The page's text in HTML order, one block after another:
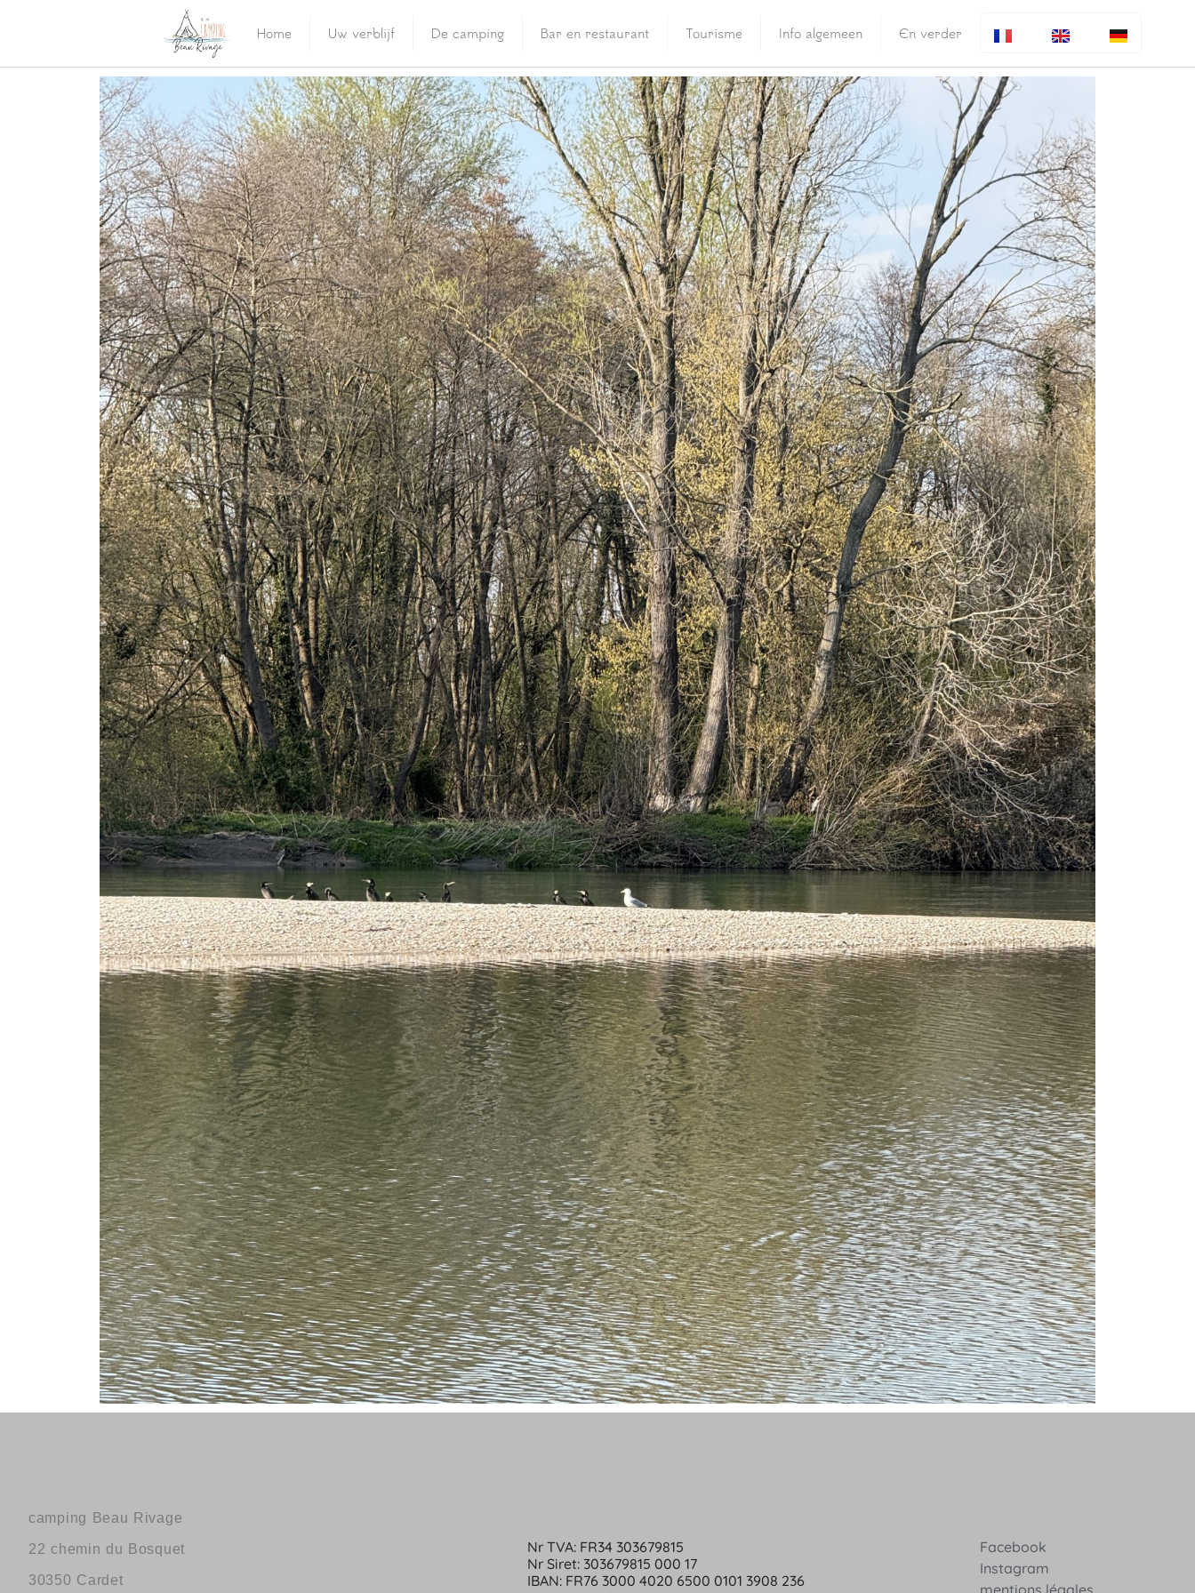
Home Uw verblijf De camping Bar en restaurant Tourisme Info algemeen En verder
camping Beau Rivage
22 chemin du Bosquet
30350 Cardet
Nr TVA: FR34 303679815
Nr Siret: 303679815 000 17
IBAN: FR76 3000 4020 6500 0101 3908 236
Facebook
Instagram
mentions légales